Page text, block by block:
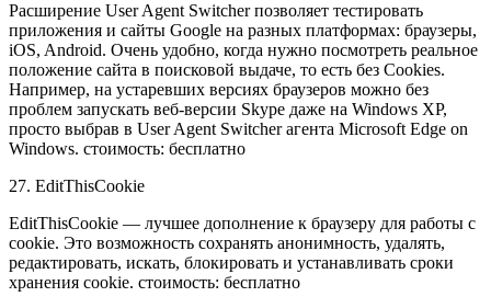
Расширение User Agent Switcher позволяет тестировать
приложения и сайты Google на разных платформах: браузеры,
iOS, Android. Очень удобно, когда нужно посмотреть реальное
положение сайта в поисковой выдаче, то есть без Cookies.
Например, на устаревших версиях браузеров можно без
проблем запускать веб-версии Skype даже на Windows XP,
просто выбрав в User Agent Switcher агента Microsoft Edge on
Windows. стоимость: бесплатно
27. EditThisCookie
EditThisCookie — лучшее дополнение к браузеру для работы с
cookie. Это возможность сохранять анонимность, удалять,
редактировать, искать, блокировать и устанавливать сроки
хранения cookie. стоимость: бесплатно